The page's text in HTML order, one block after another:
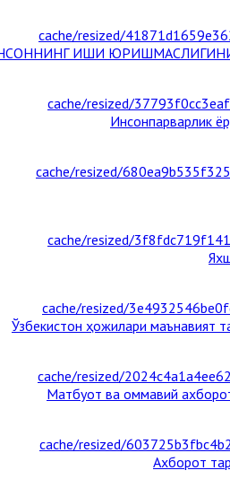
ИШИ ЮРИШМАСЛИГИНИ
Инсонпарварлик
Ўзбекистон ҳожилари маънавият
Матбуот ва оммавий
Ахборот